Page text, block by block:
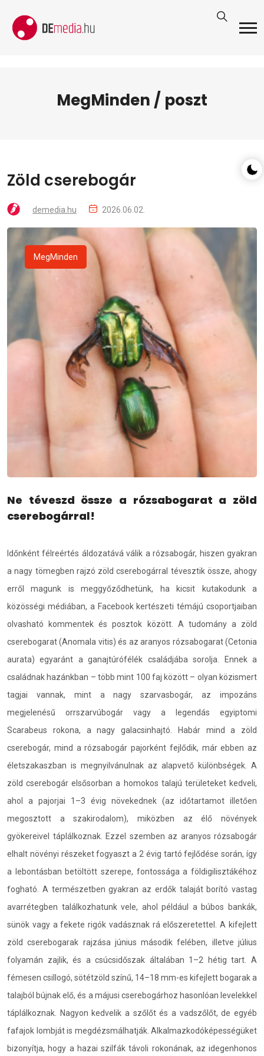
MegMinden / poszt
Zöld cserebogár
demedia.hu 2026.06.02.
MegMinden
Ne téveszd össze a rózsabogarat a zöld
cserebogárral!
Időnként félreértés áldozatává válik a rózsabogár, hiszen gyakran
a nagy tömegben rajzó zöld cserebogárral tévesztik össze, ahogy
erről magunk is meggyőződhetünk, ha kicsit kutakodunk a
közösségi médiában, a Facebook kertészeti témájú csoportjaiban
olvasható kommentek és posztok között. A tudomány a zöld
cserebogarat (Anomala vitis) és az aranyos rózsabogarat (Cetonia
aurata) egyaránt a ganajtúrófélék családjába sorolja. Ennek a
családnak hazánkban – több mint 100 faj között – olyan közismert
tagjai vannak, mint a nagy szarvasbogár, az impozáns
megjelenésű orrszarvúbogár vagy a legendás egyiptomi
Scarabeus rokona, a nagy galacsinhajtó. Habár mind a zöld
cserebogár, mind a rózsabogár pajorként fejlődik, már ebben az
életszakaszban is megnyilvánulnak az alapvető különbségek. A
zöld cserebogár elsősorban a homokos talajú területeket kedveli,
ahol a pajorjai 1–3 évig növekednek (az időtartamot illetően
megosztott a szakirodalom), miközben az élő növények
gyökereivel táplálkoznak. Ezzel szemben az aranyos rózsabogár
elhalt növényi részeket fogyaszt a 2 évig tartó fejlődése során, így
a lebontásban betöltött szerepe, fontossága a földigilisztákéhoz
fogható. A természetben gyakran az erdők talaját borító vastag
avarrétegben találkozhatunk vele, ahol például a búbos bankák,
sünök vagy a fekete rigók vadásznak rá előszeretettel. A kifejlett
zöld cserebogarak rajzása június második felében, illetve július
folyamán zajlik, és a csúcsidőszak általában 1–2 hétig tart. A
fémesen csillogó, sötétzöld színű, 14–18 mm-es kifejlett bogarak a
talajból bújnak elő, és a májusi cserebogárhoz hasonlóan levelekkel
táplálkoznak. Nagyon kedvelik a szőlőt és a vadszőlőt, de egyéb
fafajok lombját is megdézsmálhatják. Alkalmazkodóképességüket
bizonyítja, hogy a hazai szilfák távoli rokonának, az idegenhonos